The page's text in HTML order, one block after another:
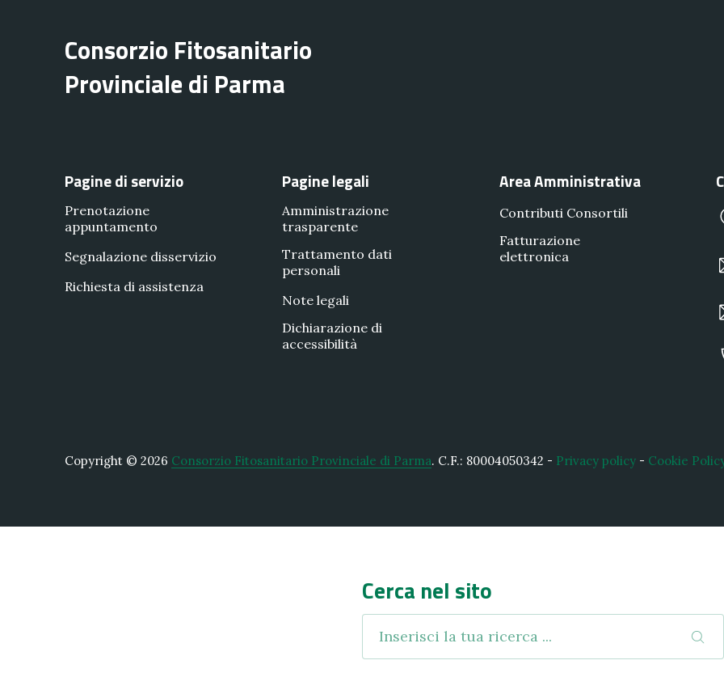
Consorzio Fitosanitario
Provinciale di Parma
Pagine di servizio
Prenotazione
appuntamento
Segnalazione disservizio
Richiesta di assistenza
Pagine legali
Amministrazione
trasparente
Trattamento dati
personali
Note legali
Dichiarazione di
accessibilità
Area Amministrativa
Contributi Consortili
Fatturazione
elettronica
Copyright © 2026 Consorzio Fitosanitario Provinciale di Parma. C.F.: 80004050342 - Privacy policy - Cookie
Cerca nel sito